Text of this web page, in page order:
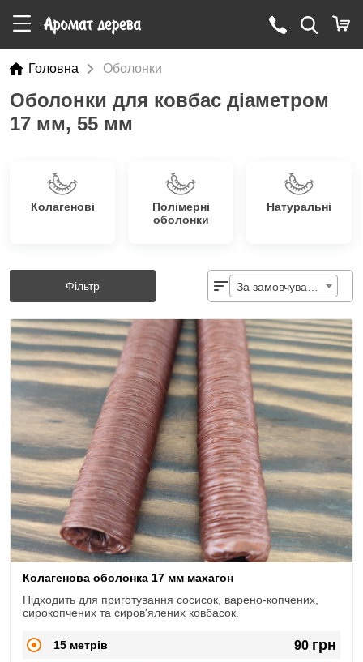
Головна Оболонки
Оболонки для ковбас діаметром
17 мм, 55 мм
Колагенові
Полімерні
оболонки
Натуральні
Фільтр
Колагенова оболонка 17 мм махагон
Підходить для приготування сосисок, варено-копчених,
сирокопчених та сиров'ялених ковбасок.
15 метрів 90 грн